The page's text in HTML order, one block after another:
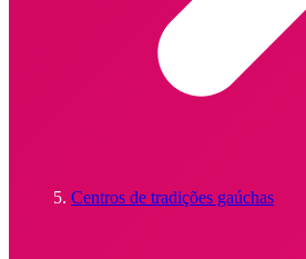
Centros de tradições gaúchas